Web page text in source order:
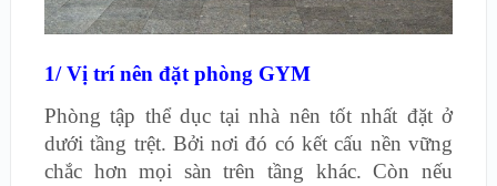
1/ Vị trí nên đặt phòng GYM
Phòng tập thể dục tại nhà nên tốt nhất đặt ở
dưới tầng trệt. Bởi nơi đó có kết cấu nền vững
chắc hơn mọi sàn trên tầng khác. Còn nếu